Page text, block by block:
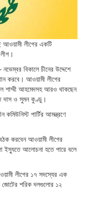
আওয়ামী লীগের একটি
বিকালে চীনের উদ্দেশে
করবে। আওয়ামী লীগের
শাম্মী আহমেদসহ আরও থাকছেন
দাস ও সুমন কুণ্ডু।
কমিউনিস্ট পার্টির আমন্ত্রণে
বৈঠক করবেন আওয়ামী লীগের
ইস্যুতে আলোচনা হতে পারে বলে
লীগের ১৭ সদস্যের এক
জোটের শরিক দলগুলোর ১২